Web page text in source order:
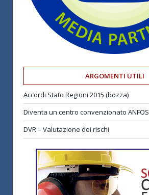
ARGOMENTI UTILI
Accordi Stato Regioni 2015 (bozza)
Diventa un centro convenzionato ANFOS
DVR – Valutazione dei rischi